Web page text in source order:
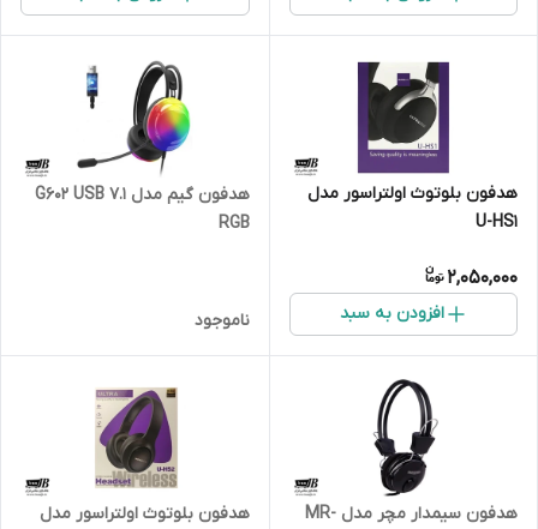
هدفون بلوتوث اولتراسور مدل
U-HS1
2,050,000
افزودن به سبد
هدفون گیم مدل G602 USB 7.1
RGB
ناموجود
هدفون سیمدار مچر مدل MR-
هدفون بلوتوث اولتراسور مدل